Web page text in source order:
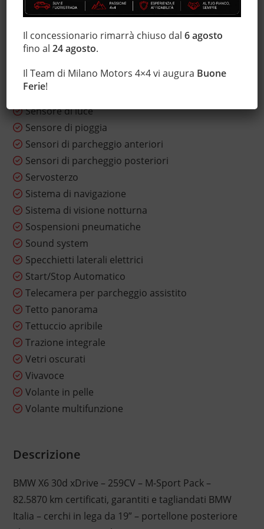
MP3
Park Distance Control
Regolazione elettrica sedili
Ruotino
Sensore di luce
Sensore di pioggia
Sensori di parcheggio anteriori
Sensori di parcheggio posteriori
Servosterzo
Sistema di navigazione
Sistema di visione notturna
Sospensioni pneumatiche
Sound system
Specchietti laterali elettrici
Start/Stop Automatico
Telecamera per parcheggio assistito
Tetto panorama
Tettuccio apribile
Trazione integrale
Vetri oscurati
Vivavoce
Volante in pelle
Volante multifunzione
Descrizione
BMW X6 30d xDrive – 259CV – M-Sport Pack –
82.5870 km certificati, garantiti e tagliandati BMW
Italia – cerchi in lega da 19” – portellone posteriore
Il concessionario rimarrà chiuso dal6 agosto
fino al24 agosto.
Il Team di Milano Motors 4×4 vi augura Buone
Ferie!